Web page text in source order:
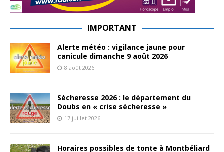
IMPORTANT
Alerte météo : vigilance jaune pour
canicule dimanche 9 août 2026
8 août 2026
Sécheresse 2026 : le département du
Doubs en « crise sécheresse »
17 juillet 2026
Horaires possibles de tonte à Montbéliard